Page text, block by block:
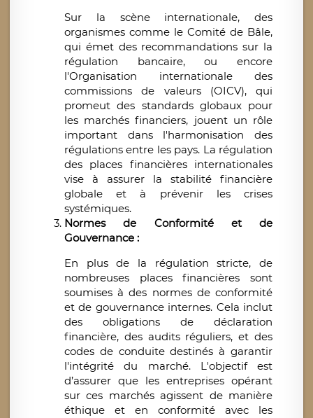
Sur la scène internationale, des
organismes comme le Comité de Bâle,
qui émet des recommandations sur la
régulation bancaire, ou encore
l'Organisation internationale des
commissions de valeurs (OICV), qui
promeut des standards globaux pour
les marchés financiers, jouent un rôle
important dans l'harmonisation des
régulations entre les pays. La régulation
des places financières internationales
vise à assurer la stabilité financière
globale et à prévenir les crises
systémiques.
Normes de Conformité et de
Gouvernance :
En plus de la régulation stricte, de
nombreuses places financières sont
soumises à des normes de conformité
et de gouvernance internes. Cela inclut
des obligations de déclaration
financière, des audits réguliers, et des
codes de conduite destinés à garantir
l'intégrité du marché. L'objectif est
d’assurer que les entreprises opérant
sur ces marchés agissent de manière
éthique et en conformité avec les